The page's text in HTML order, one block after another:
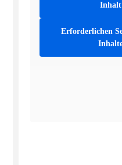
Inhalt
Erforderlichen